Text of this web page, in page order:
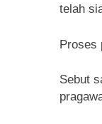
telah
Proses
Sebut